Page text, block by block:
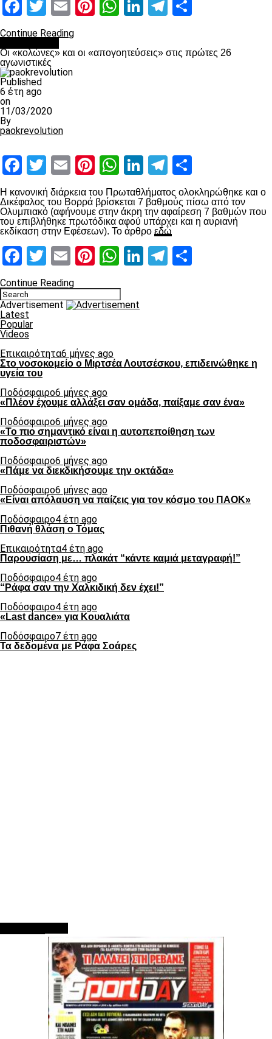
Facebook
Twitter
EmailPinterest
WhatsApp
LinkedInTelegram
Continue Reading
Οι «κολώνες» και οι «απογοητεύσεις» στις πρώτες 26
αγωνιστικές
Published
6 έτη ago
on
11/03/2020
By
paokrevolution
Facebook
Twitter
EmailPinterest
WhatsApp
LinkedIn
Telegram
Η κανονική διάρκεια του Πρωταθλήματος ολοκληρώθηκε και ο
Δικέφαλος του Βορρά βρίσκεται 7 βαθμούς πίσω από τον
Ολυμπιακό (αφήνουμε στην άκρη την αφαίρεση 7 βαθμών που
του επιβλήθηκε πρωτόδικα αφού υπάρχει και η αυριανή
εκδίκαση στην Εφέσεων). Το άρθρο εδώ
Facebook
Twitter
EmailPinterest
WhatsApp
LinkedIn
Telegram
Continue Reading
Advertisement
Latest
Popular
Videos
Επικαιρότητα6 μήνες ago
Στο νοσοκομείο ο Μιρτσέα Λουτσέσκου, επιδεινώθηκε η
υγεία του
Ποδόσφαιρο6 μήνες ago
«Πλέον έχουμε αλλάξει σαν ομάδα, παίξαμε σαν ένα»
Ποδόσφαιρο6 μήνες ago
«Το πιο σημαντικό είναι η αυτοπεποίθηση των
ποδοσφαιριστών»
Ποδόσφαιρο6 μήνες ago
«Πάμε να διεκδικήσουμε την οκτάδα»
Ποδόσφαιρο6 μήνες ago
«Είναι απόλαυση να παίζεις για τον κόσμο του ΠΑΟΚ»
Ποδόσφαιρο4 έτη ago
Πιθανή θλάση ο Τόμας
Επικαιρότητα4 έτη ago
Παρουσίαση με… πλακάτ “κάντε καμιά μεταγραφή!”
Ποδόσφαιρο4 έτη ago
“Ράφα σαν την Χαλκιδική δεν έχει!”
Ποδόσφαιρο4 έτη ago
«Last dance» για Κουαλιάτα
Ποδόσφαιρο7 έτη ago
Τα δεδομένα με Ράφα Σοάρες